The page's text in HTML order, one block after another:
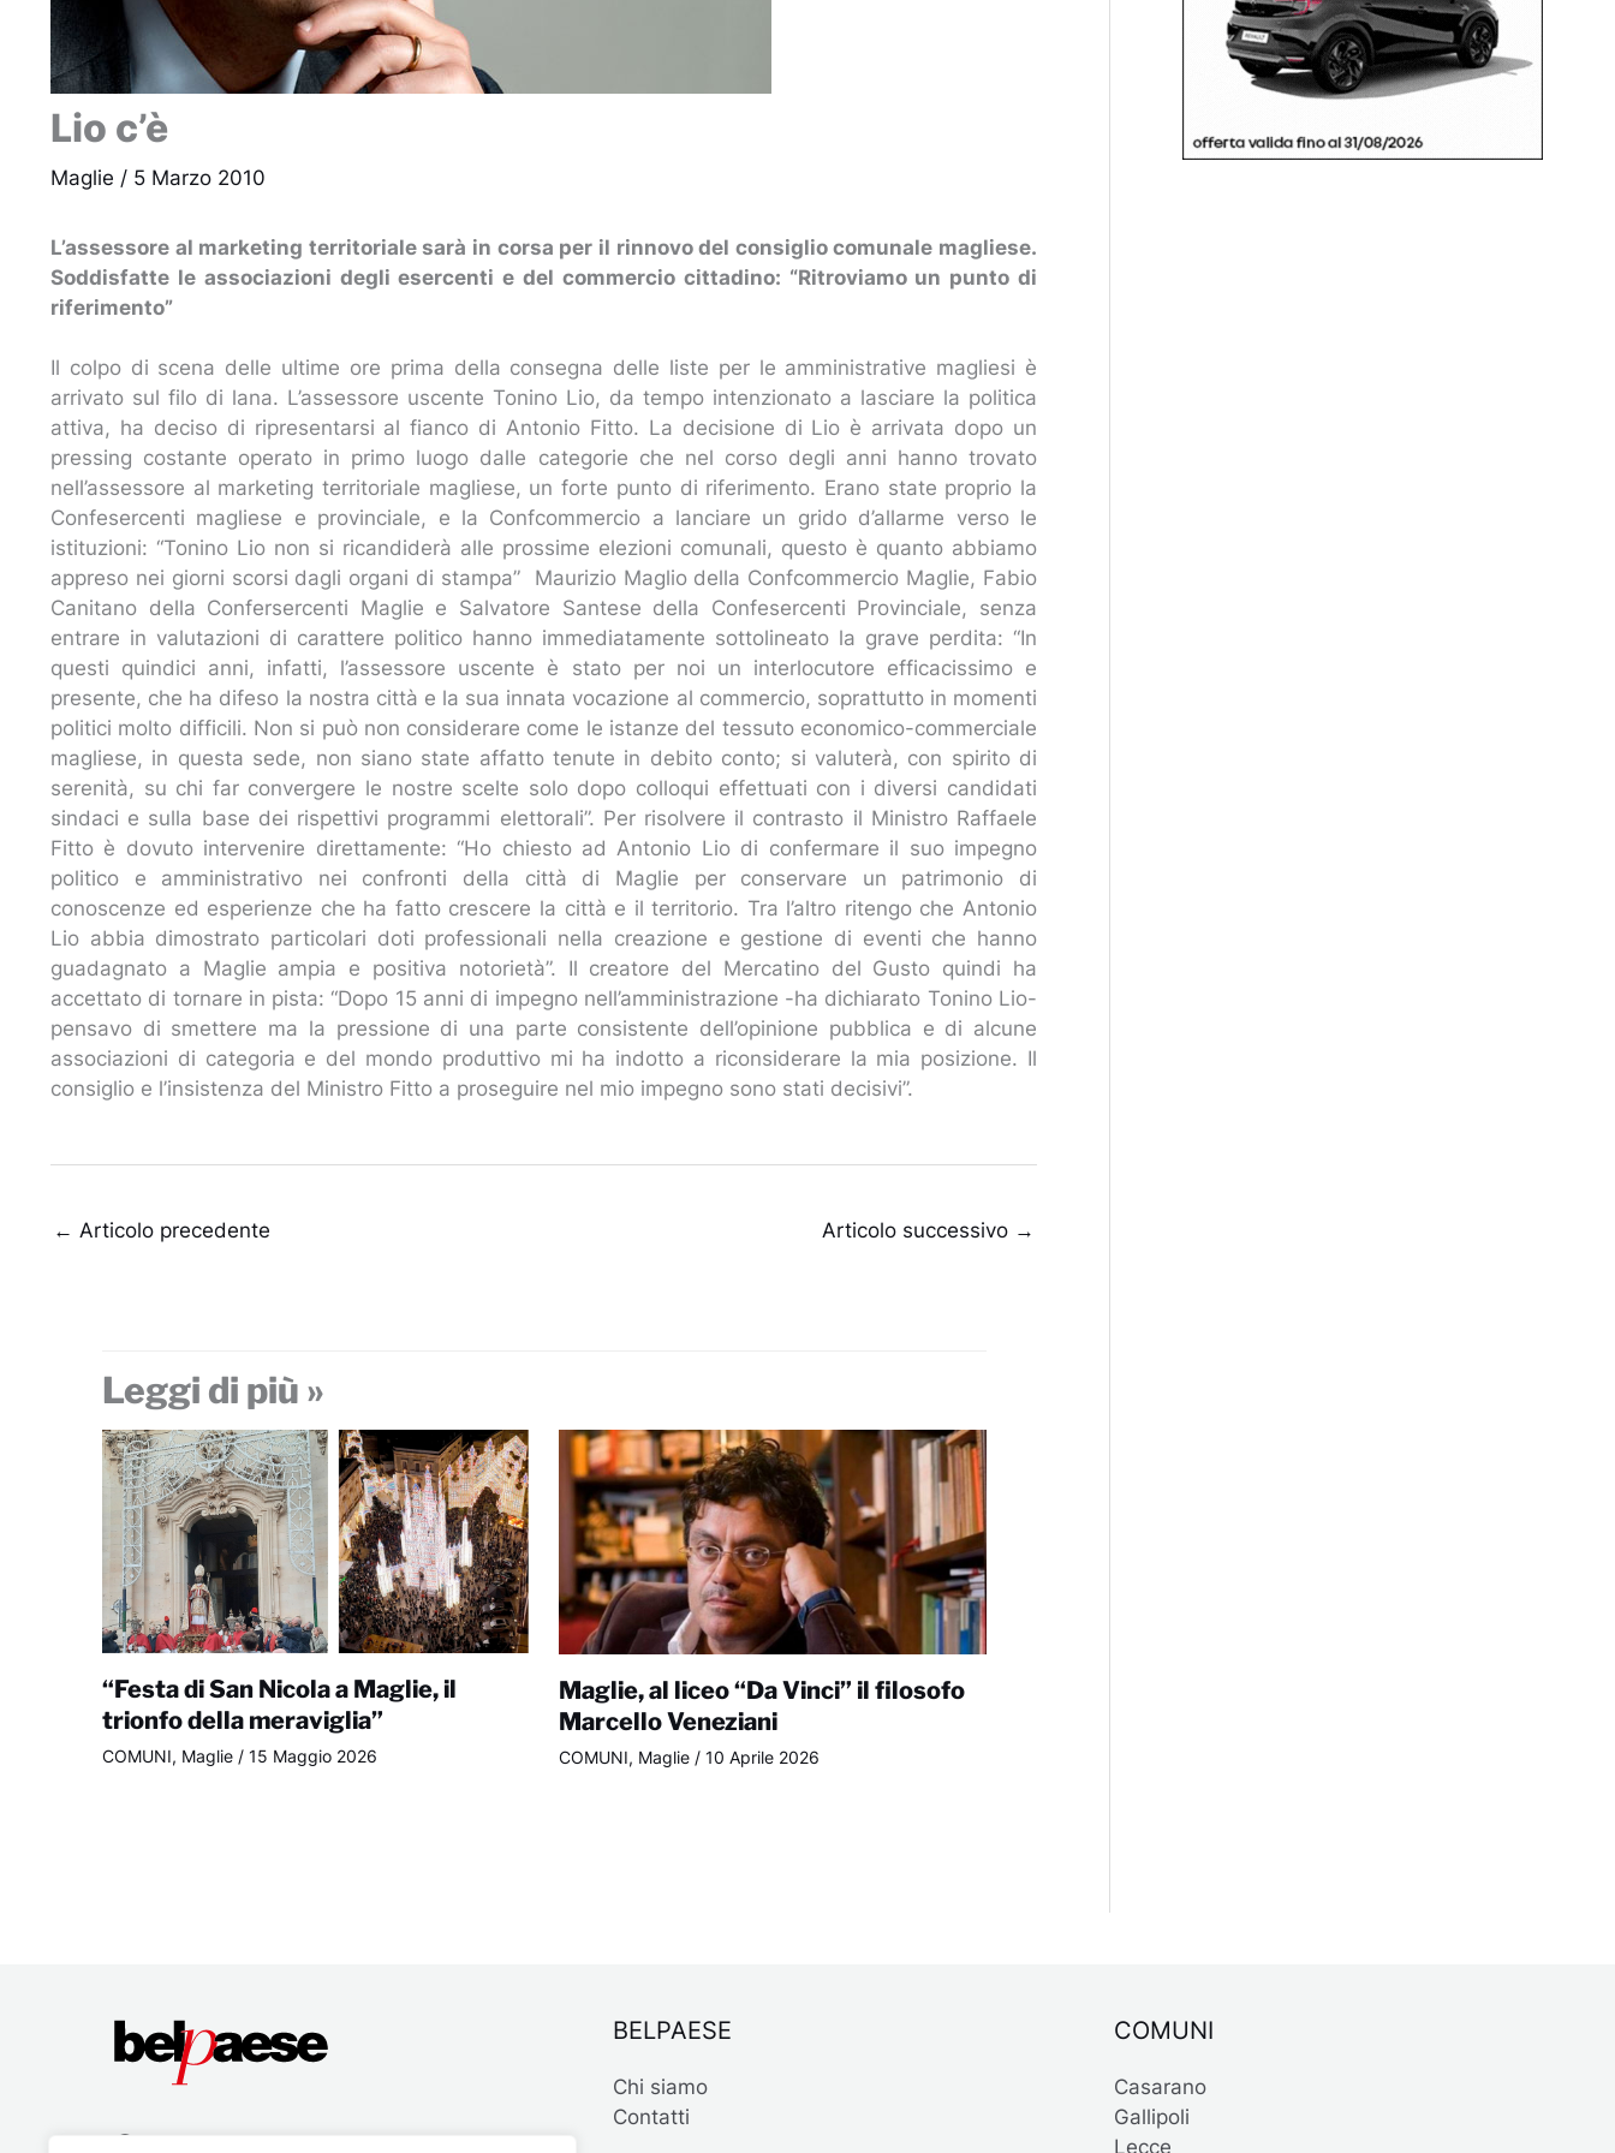
Lio c’è
Maglie / 5 Marzo 2010
L’assessore al marketing territoriale sarà in corsa per il rinnovo del consiglio comunale magliese.
Soddisfatte le associazioni degli esercenti e del commercio cittadino: “Ritroviamo un punto di
riferimento”
Il colpo di scena delle ultime ore prima della consegna delle liste per le amministrative magliesi è
arrivato sul filo di lana. L’assessore uscente Tonino Lio, da tempo intenzionato a lasciare la politica
attiva, ha deciso di ripresentarsi al fianco di Antonio Fitto. La decisione di Lio è arrivata dopo un
pressing costante operato in primo luogo dalle categorie che nel corso degli anni hanno trovato
nell’assessore al marketing territoriale magliese, un forte punto di riferimento. Erano state proprio la
Confesercenti magliese e provinciale, e la Confcommercio a lanciare un grido d’allarme verso le
istituzioni: “Tonino Lio non si ricandiderà alle prossime elezioni comunali, questo è quanto abbiamo
appreso nei giorni scorsi dagli organi di stampa” Maurizio Maglio della Confcommercio Maglie, Fabio
Canitano della Confersercenti Maglie e Salvatore Santese della Confesercenti Provinciale, senza
entrare in valutazioni di carattere politico hanno immediatamente sottolineato la grave perdita: “In
questi quindici anni, infatti, l’assessore uscente è stato per noi un interlocutore efficacissimo e
presente, che ha difeso la nostra città e la sua innata vocazione al commercio, soprattutto in momenti
politici molto difficili. Non si può non considerare come le istanze del tessuto economico-commerciale
magliese, in questa sede, non siano state affatto tenute in debito conto; si valuterà, con spirito di
serenità, su chi far convergere le nostre scelte solo dopo colloqui effettuati con i diversi candidati
sindaci e sulla base dei rispettivi programmi elettorali”. Per risolvere il contrasto il Ministro Raffaele
Fitto è dovuto intervenire direttamente: “Ho chiesto ad Antonio Lio di confermare il suo impegno
politico e amministrativo nei confronti della città di Maglie per conservare un patrimonio di
conoscenze ed esperienze che ha fatto crescere la città e il territorio. Tra l’altro ritengo che Antonio
Lio abbia dimostrato particolari doti professionali nella creazione e gestione di eventi che hanno
guadagnato a Maglie ampia e positiva notorietà”. Il creatore del Mercatino del Gusto quindi ha
accettato di tornare in pista: “Dopo 15 anni di impegno nell’amministrazione -ha dichiarato Tonino Lio-
pensavo di smettere ma la pressione di una parte consistente dell’opinione pubblica e di alcune
associazioni di categoria e del mondo produttivo mi ha indotto a riconsiderare la mia posizione. Il
consiglio e l’insistenza del Ministro Fitto a proseguire nel mio impegno sono stati decisivi”.
← Articolo precedente Articolo successivo →
Leggi di più »
“Festa di San Nicola a Maglie, il
trionfo della meraviglia”
COMUNI, Maglie/ 15 Maggio 2026
Maglie, al liceo “Da Vinci” il filosofo
Marcello Veneziani
COMUNI, Maglie / 10 Aprile 2026
BELPAESE
Chi siamo
Contatti
COMUNI
Casarano
Gallipoli
Lecce